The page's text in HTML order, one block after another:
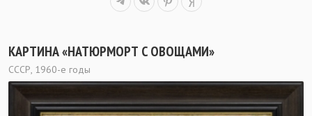
КАРТИНА «НАТЮРМОРТ С ОВОЩАМИ»
СССР, 1960-е годы